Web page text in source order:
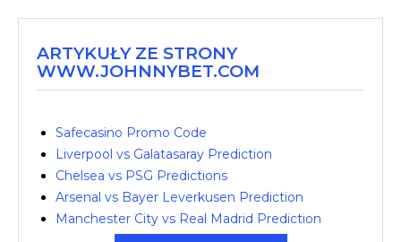
ARTYKUŁY ZE STRONY
WWW.JOHNNYBET.COM
Safecasino Promo Code
Liverpool vs Galatasaray Prediction
Chelsea vs PSG Predictions
Arsenal vs Bayer Leverkusen Prediction
Manchester City vs Real Madrid Prediction